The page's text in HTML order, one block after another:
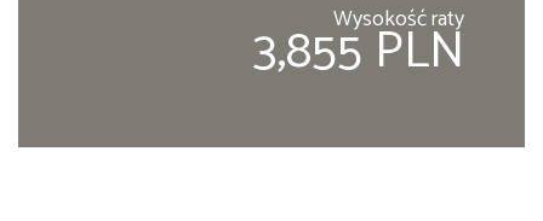
Wysokość raty
3,855 PLN